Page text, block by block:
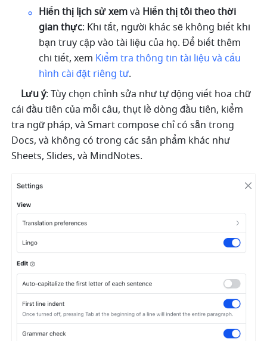
Hiển thị lịch sử xem và Hiển thị tôi theo thời
gian thực: Khi tắt, người khác sẽ không biết khi
bạn truy cập vào tài liệu của họ. Để biết thêm
chi tiết, xem Kiểm tra thông tin tài liệu và cấu
hình cài đặt riêng tư.
Lưu ý: Tùy chọn chỉnh sửa như tự động viết hoa chữ
cái đầu tiên của mỗi câu, thụt lề dòng đầu tiên, kiểm
tra ngữ pháp, và Smart compose chỉ có sẵn trong
Docs, và không có trong các sản phẩm khác như
Sheets, Slides, và MindNotes.